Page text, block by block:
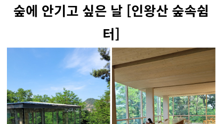
숲에 안기고 싶은 날 [인왕산 숲속쉼
터]